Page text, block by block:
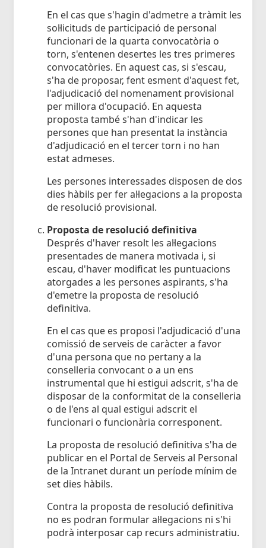
En el cas que s'hagin d'admetre a tràmit les
sol·licituds de participació de personal
funcionari de la quarta convocatòria o
torn, s'entenen desertes les tres primeres
convocatòries. En aquest cas, si s'escau,
s'ha de proposar, fent esment d'aquest fet,
l'adjudicació del nomenament provisional
per millora d'ocupació. En aquesta
proposta també s'han d'indicar les
persones que han presentat la instància
d'adjudicació en el tercer torn i no han
estat admeses.
Les persones interessades disposen de dos
dies hàbils per fer al·legacions a la proposta
de resolució provisional.
Proposta de resolució definitiva
Després d'haver resolt les al·legacions
presentades de manera motivada i, si
escau, d'haver modificat les puntuacions
atorgades a les persones aspirants, s'ha
d'emetre la proposta de resolució
definitiva.
En el cas que es proposi l'adjudicació d'una
comissió de serveis de caràcter a favor
d'una persona que no pertany a la
conselleria convocant o a un ens
instrumental que hi estigui adscrit, s'ha de
disposar de la conformitat de la conselleria
o de l'ens al qual estigui adscrit el
funcionari o funcionària corresponent.
La proposta de resolució definitiva s'ha de
publicar en el Portal de Serveis al Personal
de la Intranet durant un període mínim de
set dies hàbils.
Contra la proposta de resolució definitiva
no es podran formular al·legacions ni s'hi
podrà interposar cap recurs administratiu.